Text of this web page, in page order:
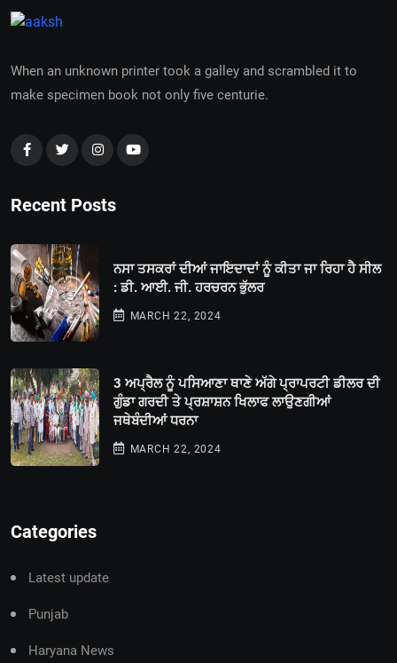
When an unknown printer took a galley and scrambled it to
make specimen book not only five centurie.
Recent Posts
ਨਸਾ ਤਸਕਰਾਂ ਦੀਆਂ ਜਾਇਦਾਦਾਂ ਨੂੰ ਕੀਤਾ ਜਾ ਰਿਹਾ ਹੈ ਸੀਲ
: ਡੀ. ਆਈ. ਜੀ. ਹਰਚਰਨ ਭੁੱਲਰ
MARCH 22, 2024
3 ਅਪ੍ਰੈਲ ਨੂੰ ਪਸਿਆਣਾ ਥਾਣੇ ਅੱਗੇ ਪ੍ਰਾਪਰਟੀ ਡੀਲਰ ਦੀ
ਗੁੰਡਾ ਗਰਦੀ ਤੇ ਪ੍ਰਸ਼ਾਸ਼ਨ ਖਿਲਾਫ ਲਾਉਣਗੀਆਂ
ਜਥੇਬੰਦੀਆਂ ਧਰਨਾ
MARCH 22, 2024
Categories
Latest update
Punjab
Haryana News